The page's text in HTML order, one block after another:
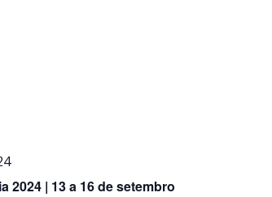
2024 | 13 a 16 de setembro